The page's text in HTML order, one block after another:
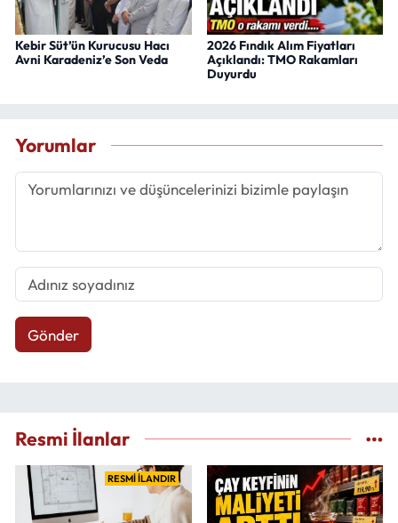
Kebir Süt’ün Kurucusu Hacı
Avni Karadeniz’e Son Veda
2026 Fındık Alım Fiyatları
Açıklandı: TMO Rakamları
Duyurdu
Yorumlar
Gönder
Resmi İlanlar
RESMİ İLANDIR